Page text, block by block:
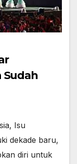
Sudah
Isu
dekade baru,
diri untuk